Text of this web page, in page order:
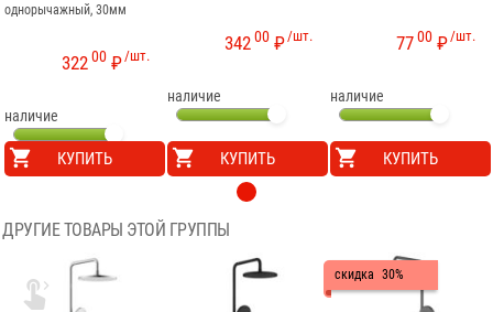
однорычажный, 30мм
/шт.
32200 ₽
наличие
КУПИТЬ
/шт.
34200 ₽
наличие
КУПИТЬ
/шт.
7700 ₽
наличие
КУПИТЬ
ДРУГИЕ ТОВАРЫ ЭТОЙ ГРУППЫ
скидка 30%
